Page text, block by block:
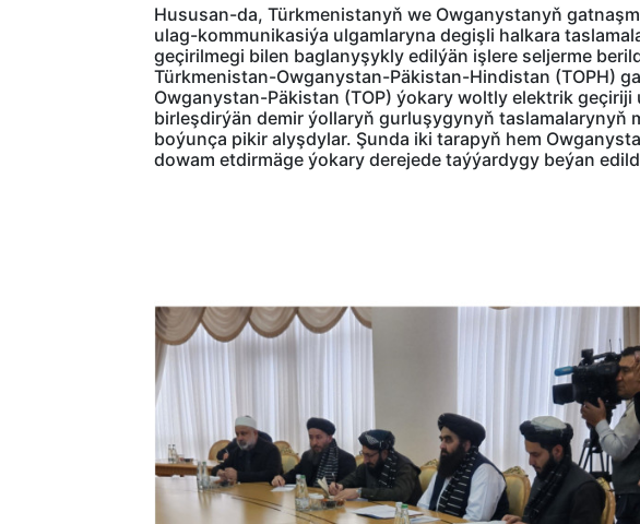
Hususan-da, Türkmenistanyň we Owganystanyň
ulag-kommunikasiýa ulgamlaryna degişli halkara
geçirilmegi bilen baglanyşykly edilýän işlere seljerme
Türkmenistan-Owganystan-Päkistan-Hindistan (TOPH)
Owganystan-Päkistan (TOP) ýokary woltly elektrik
birleşdirýän demir ýollaryň gurluşygynyň taslamalarynyň
boýunça pikir alyşdylar. Şunda iki tarapyň hem
dowam etdirmäge ýokary derejede taýýardygy beýan